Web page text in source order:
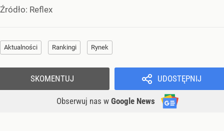
Źródło: Reflex
Aktualności Rankingi Rynek
UDOSTĘPNIJ
Obserwuj nas w Google News
SKOMENTUJ